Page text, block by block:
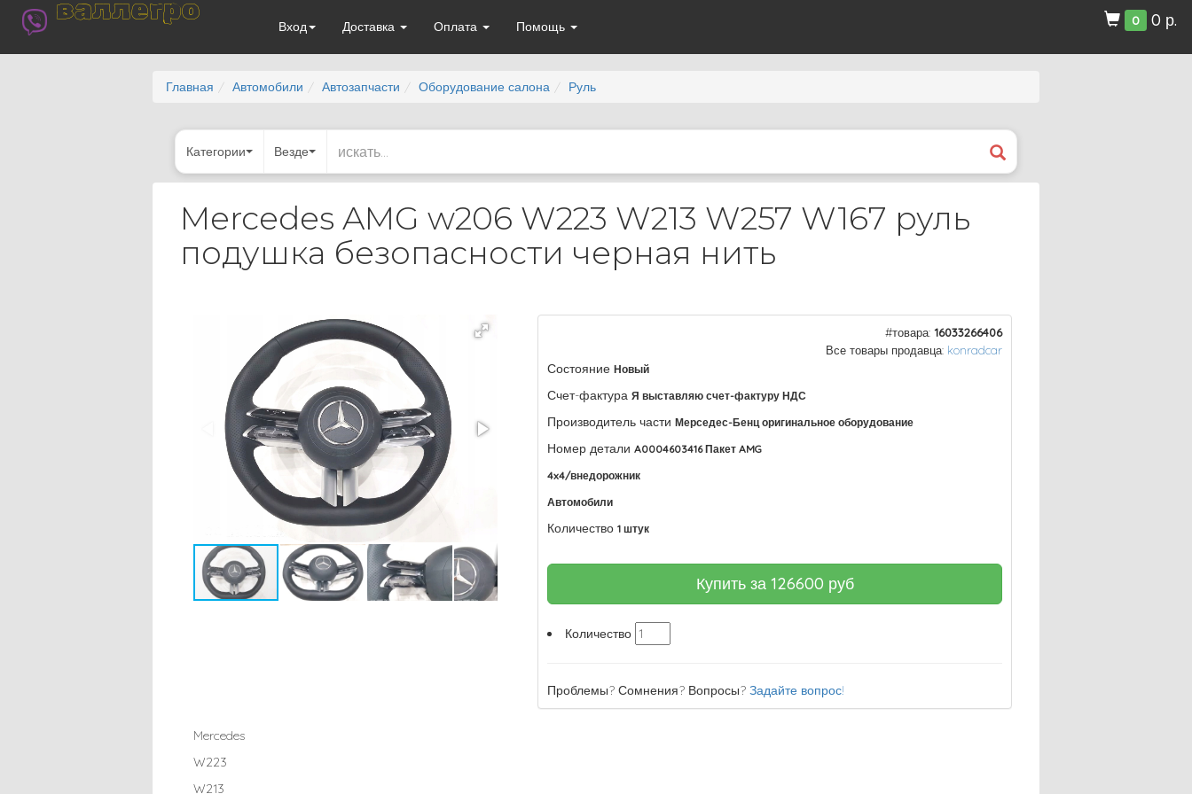
валлегро
Вход Доставка Оплата Помощь 0 0 р.
Главная Автомобили Автозапчасти Оборудование салона Руль
Категории Везде
Mercedes AMG w206 W223 W213 W257 W167 руль
подушка безопасности черная нить
#товара: 16033266406
Все товары продавца: konradcar
Состояние Новый
Счет-фактура Я выставляю счет-фактуру НДС
Производитель части Мерседес-Бенц оригинальное оборудование
Номер детали A0004603416 Пакет AMG
4x4/внедорожник
Автомобили
Количество 1 штук
Купить за 126600 руб
Количество
Проблемы? Сомнения? Вопросы?Задайте вопрос!
Mercedes
W223
W213